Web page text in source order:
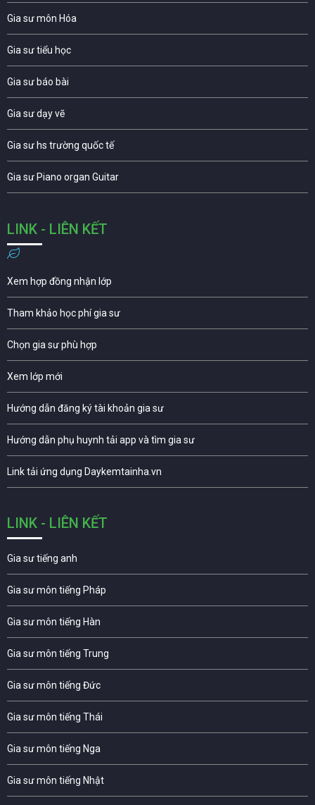
Gia sư môn Hóa
Gia sư tiểu học
Gia sư báo bài
Gia sư dạy vẽ
Gia sư hs trường quốc tế
Gia sư Piano organ Guitar
LINK - LIÊN KẾT
Xem hợp đồng nhận lớp
Tham khảo học phí gia sư
Chọn gia sư phù hợp
Xem lớp mới
Hướng dẫn đăng ký tài khoản gia sư
Hướng dẫn phụ huynh tải app và tìm gia sư
Link tải ứng dụng Daykemtainha.vn
LINK - LIÊN KẾT
Gia sư tiếng anh
Gia sư môn tiếng Pháp
Gia sư môn tiếng Hàn
Gia sư môn tiếng Trung
Gia sư môn tiếng Đức
Gia sư môn tiếng Thái
Gia sư môn tiếng Nga
Gia sư môn tiếng Nhật